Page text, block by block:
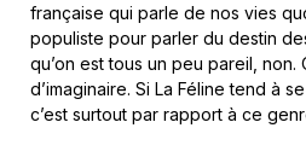
française qui parle de nos vies
populiste pour parler du destin
qu’on est tous un peu pareil, non.
d’imaginaire. Si La Féline tend à
c’est surtout par rapport à ce